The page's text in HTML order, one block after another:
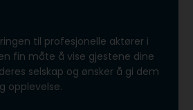
til profesjonelle aktører i
fin måte å vise gjestene dine
selskap og ønsker å gi dem
opplevelse.